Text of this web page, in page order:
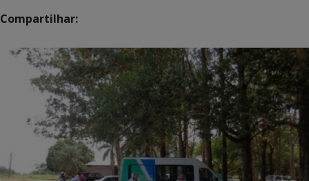
Compartilhar: